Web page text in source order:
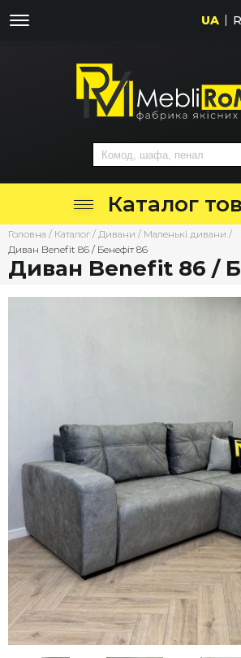
UA
Каталог
Головна / Каталог / Дивани / Маленькі дивани /
Диван Benefit 86 / Бенефіт 86
Диван Benefit 86 /